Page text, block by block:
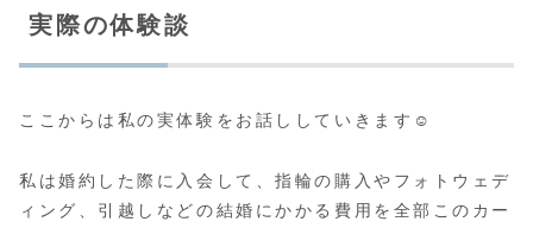
実際の体験談
ここからは私の実体験をお話ししていきます☺️
私は婚約した際に入会して、指輪の購入やフォトウェデ
ィング、引越しなどの結婚にかかる費用を全部このカー